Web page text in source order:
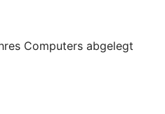
Computers abgelegt